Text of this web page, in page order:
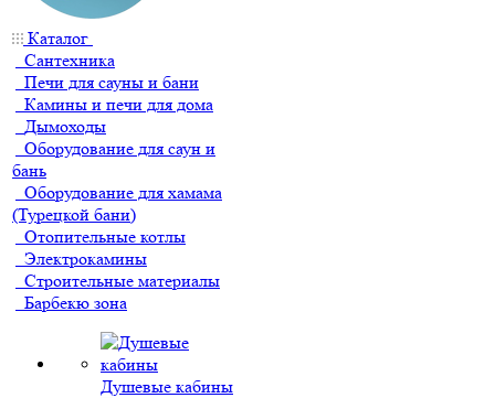
Каталог
Сантехника
Печи для сауны и бани
Камины и печи для дома
Дымоходы
Оборудование для саун и
бань
Оборудование для хамама
(Турецкой бани)
Отопительные котлы
Электрокамины
Строительные материалы
Барбекю зона
Душевые кабины